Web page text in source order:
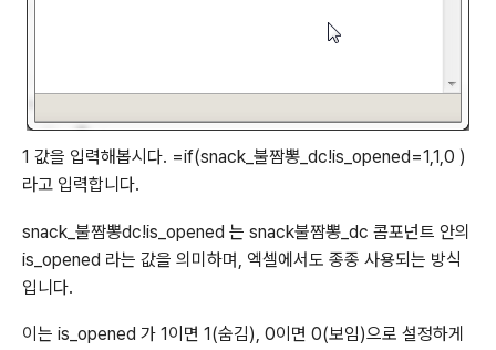
1 값을 입력해봅시다. =if(snack_불짬뽕_dc!is_opened=1,1,0 )
라고 입력합니다.
snack_불짬뽕dc!is_opened 는 snack불짬뽕_dc 콤포넌트 안의
is_opened 라는 값을 의미하며, 엑셀에서도 종종 사용되는 방식
입니다.
이는 is_opened 가 1이면 1(숨김), 0이면 0(보임)으로 설정하게